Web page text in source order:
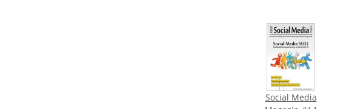
Social Media